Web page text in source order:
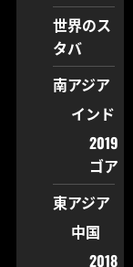
世界のス
タバ
南アジア
インド
2019
ゴア
東アジア
中国
2018